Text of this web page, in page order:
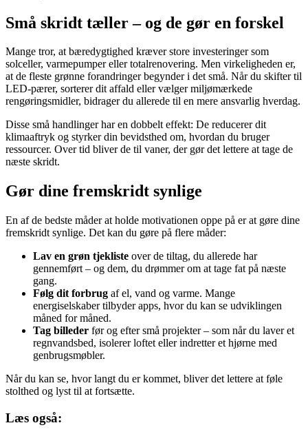
Små skridt tæller – og de gør en forskel
Mange tror, at bæredygtighed kræver store investeringer som
solceller, varmepumper eller totalrenovering. Men virkeligheden er,
at de fleste grønne forandringer begynder i det små. Når du skifter til
LED-pærer, sorterer dit affald eller vælger miljømærkede
rengøringsmidler, bidrager du allerede til en mere ansvarlig hverdag.
Disse små handlinger har en dobbelt effekt: De reducerer dit
klimaaftryk og styrker din bevidsthed om, hvordan du bruger
ressourcer. Over tid bliver de til vaner, der gør det lettere at tage de
næste skridt.
Gør dine fremskridt synlige
En af de bedste måder at holde motivationen oppe på er at gøre dine
fremskridt synlige. Det kan du gøre på flere måder:
Lav en grøn tjekliste over de tiltag, du allerede har
gennemført – og dem, du drømmer om at tage fat på næste
gang.
Følg dit forbrug af el, vand og varme. Mange
energiselskaber tilbyder apps, hvor du kan se udviklingen
måned for måned.
Tag billeder før og efter små projekter – som når du laver et
regnvandsbed, isolerer loftet eller indretter et hjørne med
genbrugsmøbler.
Når du kan se, hvor langt du er kommet, bliver det lettere at føle
stolthed og lyst til at fortsætte.
Læs også: